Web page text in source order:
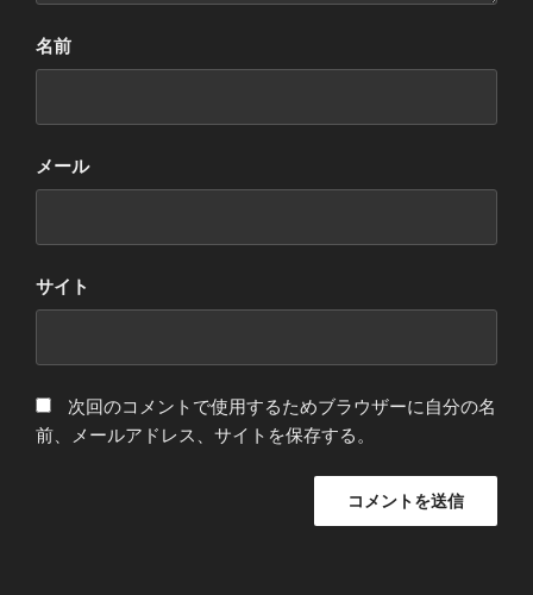
名前
メール
サイト
次回のコメントで使用するためブラウザーに自分の名
前、メールアドレス、サイトを保存する。